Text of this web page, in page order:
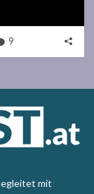
9
mit